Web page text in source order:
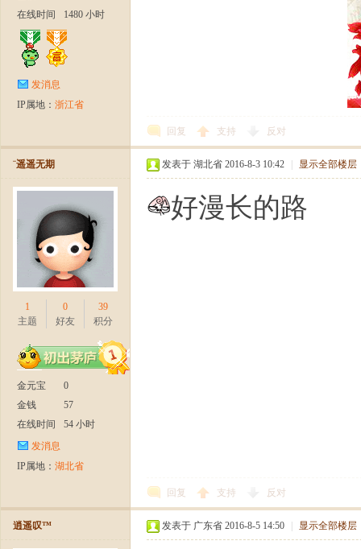
在线时间
1480 小时
发消息
IP属地： 浙江省
回复 支持 反对
¨遥遥无期
1
主题
0
好友
39
积分
金元宝
0
金钱
57
在线时间
54 小时
发消息
IP属地： 湖北省
发表于 湖北省 2016-8-3 10:42 显示全部楼层
好漫长的路
回复 支持 反对
逍遥叹™ 发表于 广东省 2016-8-5 14:50 显示全部楼层